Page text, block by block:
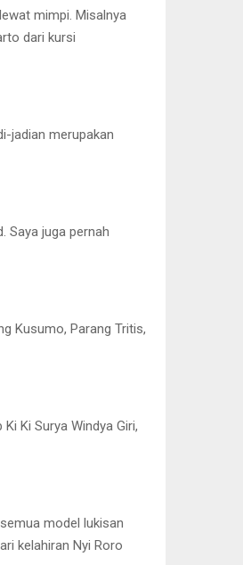
mimpi. Misalnya
dari kursi
jadian merupakan
Saya juga pernah
Kusumo, Parang Tritis,
Ki Surya Windya Giri,
model lukisan
kelahiran Nyi Roro